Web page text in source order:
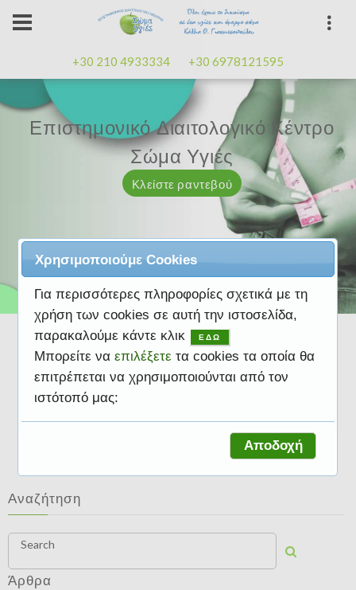
+30 210 4933334 +30 6978121595
Επαγγελματισμός, εμπειρίακαλή
διάθεση
Κλείστε ραντεβού
Επιστημονικό Διαιτολογικό Κέντρο
Σώμα Υγιές
Κλείστε ραντεβού
Μαζί μας μπορείτε
Κλείστε ραντεβού
Επαγγελματισμός, εμπειρίακαλή
διάθεση
Κλείστε ραντεβού
Επιστημονικό Διαιτολογικό Κέντρο
Σώμα Υγιές
Κλείστε ραντεβού
Διατροφή και μαθητές
Αναζήτηση
Search
Άρθρα
Χρησιμοποιούμε Cookies
Για περισσότερες πληροφορίες σχετικά με τη
χρήση των cookies σε αυτή την ιστοσελίδα,
παρακαλούμε κάντε κλικ
ΕΔΩ
Μπορείτε να επιλέξετε τα cookies τα οποία θα
επιτρέπεται να χρησιμοποιούνται από τον
ιστότοπό μας:
Αποδοχή